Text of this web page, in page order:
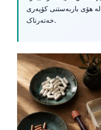
هۆی باربەستنی کۆپەری
خەتەرناک.